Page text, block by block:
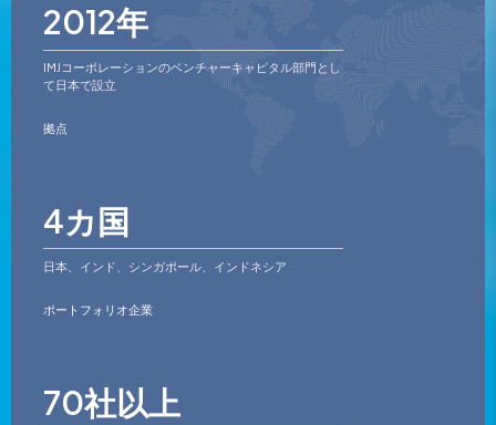
2012年
IMJコーポレーションのベンチャーキャピタル部門とし
て日本で設立
拠点
4カ国
日本、インド、シンガポール、インドネシア
ポートフォリオ企業
70社以上